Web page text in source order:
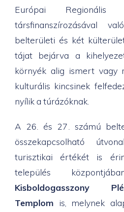
Európai Regionális
társfinanszírozásával
belterületi és két
tájat bejárva a
környék alig ismert vagy
kulturális kincsinek
nyílik a túrázóknak.
A 26. és 27. számú
összekapcsolható
turisztikai értékét is
település
Kisboldogasszony
Templom is, melynek